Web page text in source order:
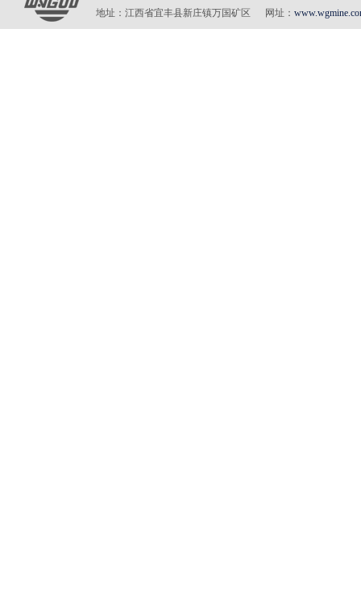
地址：江西省宜丰县新庄镇万国矿区 网址：